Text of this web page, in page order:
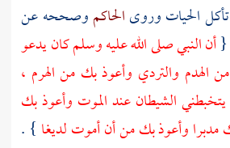
الحيات وروىالحاكموصححه عن
{أن النبي صلى الله عليه وسلم كان يدعو
الهدم والتردي وأعوذ بك من الهرم ،
الشيطان عند الموت وأعوذ بك
وأعوذ بك من أن أموت لديغا } .